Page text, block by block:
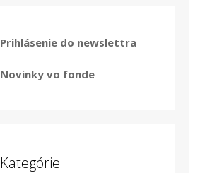
Prihlásenie do newslettra
Novinky vo fonde
Kategórie